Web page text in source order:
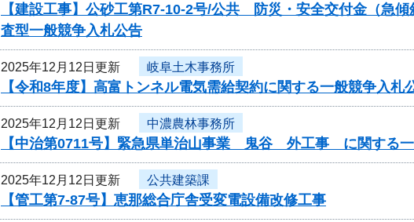
【建設工事】公砂工第R7-10-2号/公共 防災・安全交付金（急
査型一般競争入札公告
2025年12月12日更新 岐阜土木事務所
【令和8年度】高富トンネル電気需給契約に関する一般競争入札
2025年12月12日更新 中濃農林事務所
【中治第0711号】緊急県単治山事業 鬼谷 外工事 に関する
2025年12月12日更新 公共建築課
【管工第7-87号】恵那総合庁舎受変電設備改修工事